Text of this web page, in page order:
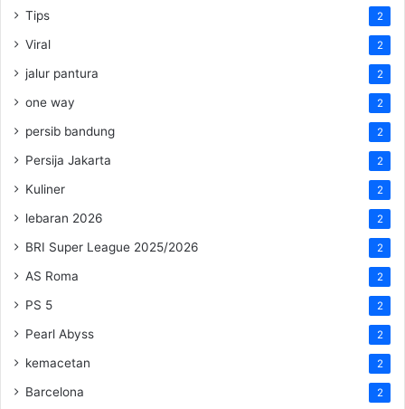
Tips 2
Viral 2
jalur pantura 2
one way 2
persib bandung 2
Persija Jakarta 2
Kuliner 2
lebaran 2026 2
BRI Super League 2025/2026 2
AS Roma 2
PS 5 2
Pearl Abyss 2
kemacetan 2
Barcelona 2